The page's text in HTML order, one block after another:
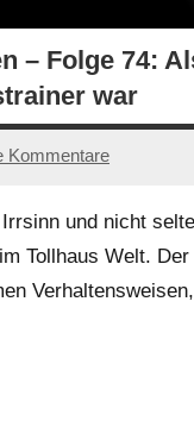
– Folge 74:
war
Kommentare
und nicht
Tollhaus Welt. Der